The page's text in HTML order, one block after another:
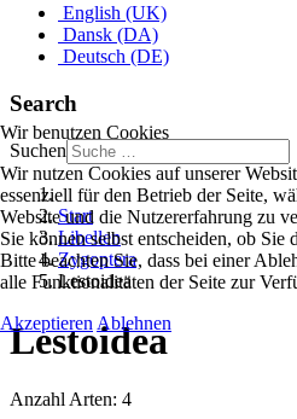
English (UK)
Dansk (DA)
Deutsch (DE)
Search
Suchen
Start
Libellen
Zygoptera
Lestoidea
Lestoidea
Anzahl Arten: 4
Wir benutzen Cookies
Wir nutzen Cookies auf unserer
essenziell für den Betrieb der Seite,
Website und die Nutzererfahrung zu
Sie können selbst entscheiden, ob Sie
Bitte beachten Sie, dass bei einer
alle Funktionalitäten der Seite zur
Akzeptieren Ablehnen